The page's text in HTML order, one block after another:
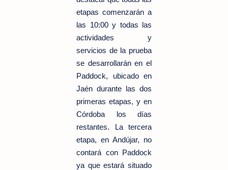
etapas comenzarán a
las 10:00 y todas las
actividades y
servicios de la prueba
se desarrollarán en el
Paddock, ubicado en
Jaén durante las dos
primeras etapas, y en
Córdoba los días
restantes. La tercera
etapa, en Andújar, no
contará con Paddock
ya que estará situado